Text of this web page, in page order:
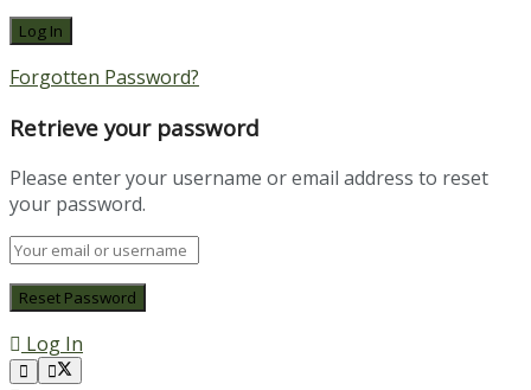
Forgotten Password?
Retrieve your password
Please enter your username or email address to reset
your password.
Log In